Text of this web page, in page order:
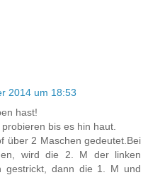
2014 um 18:53
hast!
bis es hin haut.
über 2 Maschen gedeutet.Bei
wird die 2. M der linken
gestrickt, dann die 1. M und